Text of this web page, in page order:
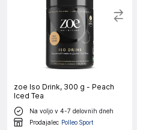
zoe Iso Drink, 300 g - Peach
Iced Tea
Na voljo v 4-7 delovnih dneh
Prodajalec Polleo Sport